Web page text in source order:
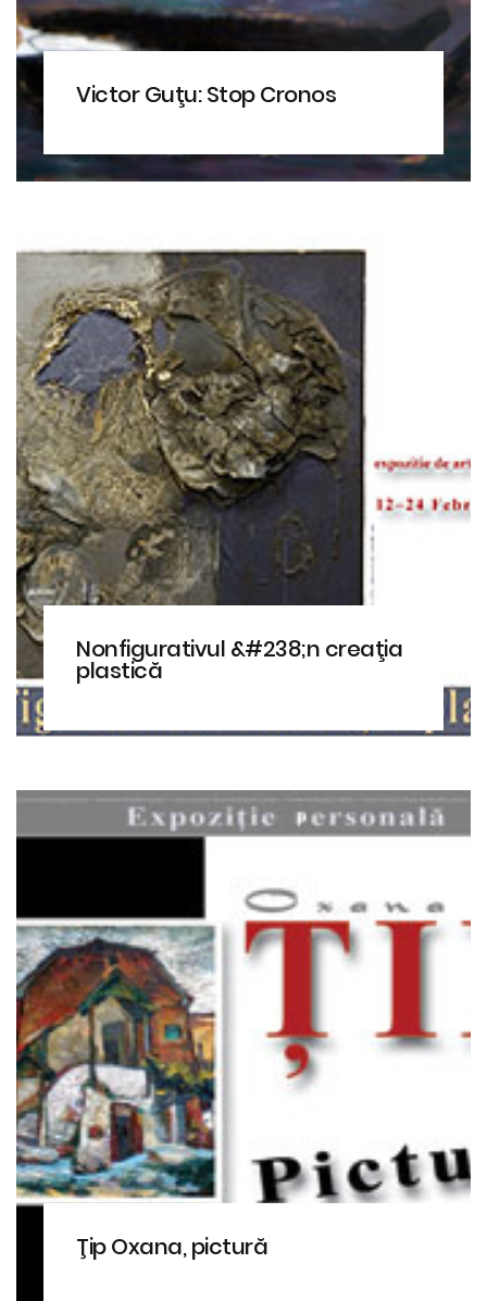
Victor Guţu: Stop Cronos
Nonfigurativul &#238;n creaţia
plastică
Ţip Oxana, pictură